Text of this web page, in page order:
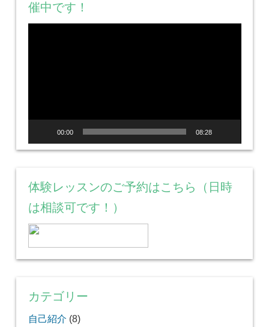
催中です！
00:00 08:28
体験レッスンのご予約はこちら（日時
は相談可です！）
カテゴリー
自己紹介 (8)